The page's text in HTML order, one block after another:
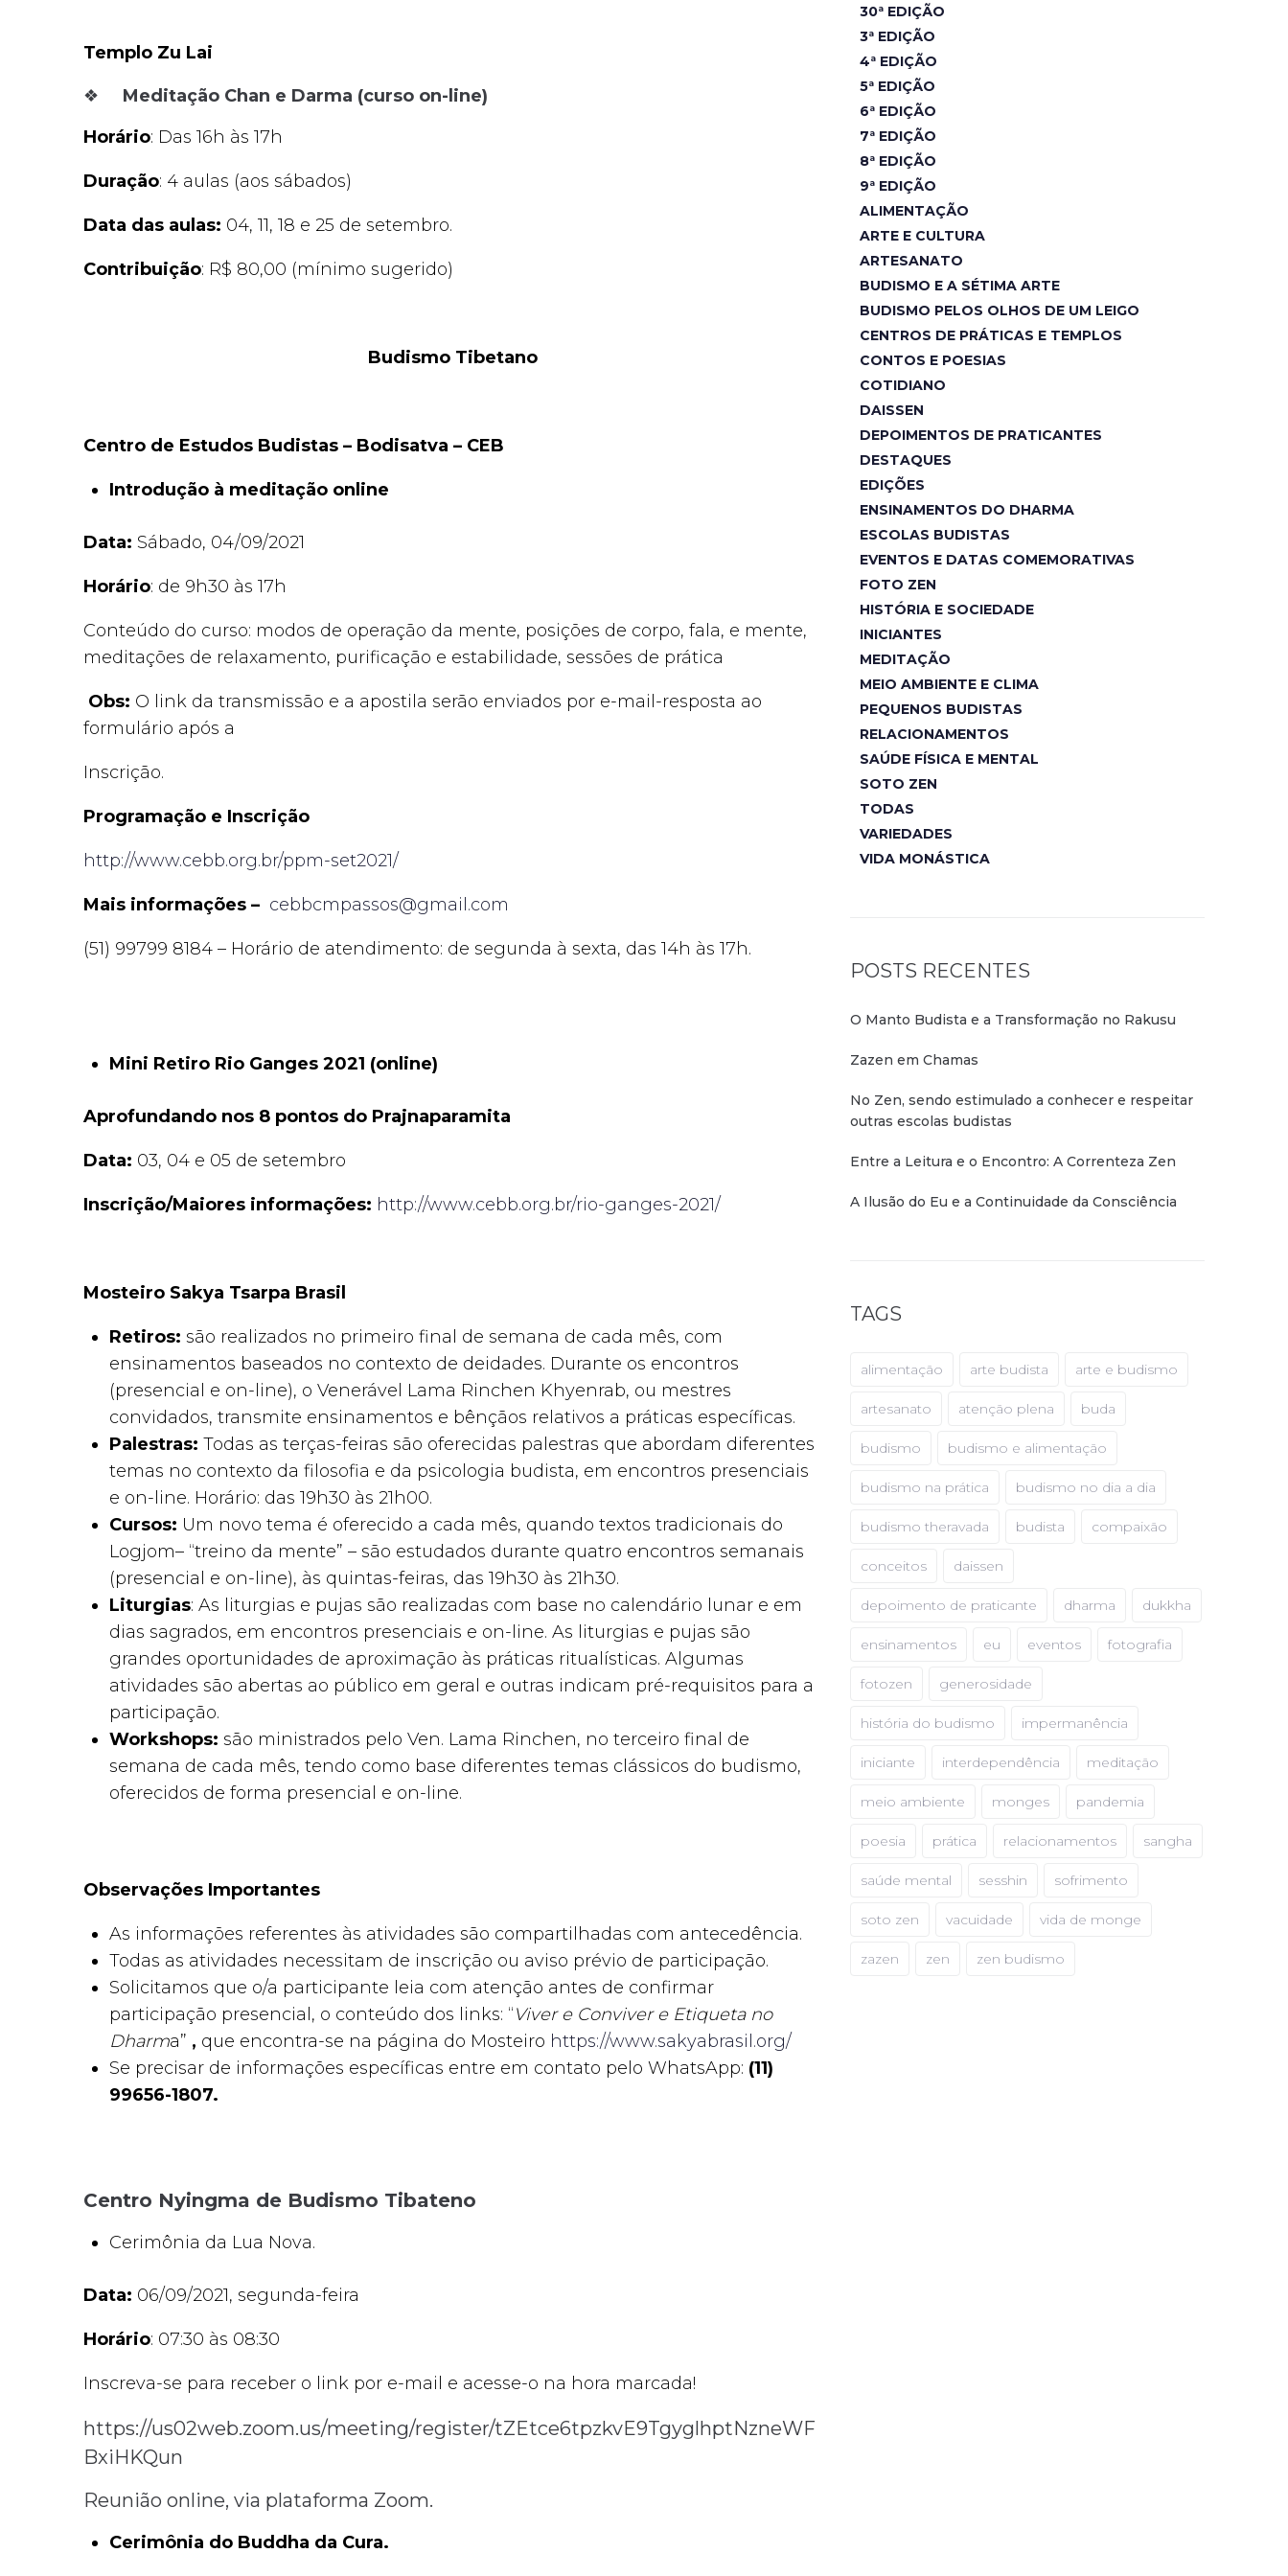
Templo Zu Lai
❖ Meditação Chan e Darma (curso on-line)
Horário: Das 16h às 17h
Duração: 4 aulas (aos sábados)
Data das aulas: 04, 11, 18 e 25 de setembro.
Contribuição: R$ 80,00 (mínimo sugerido)
Budismo Tibetano
Centro de Estudos Budistas – Bodisatva – CEB
Introdução à meditação online
Data: Sábado, 04/09/2021
Horário: de 9h30 às 17h
Conteúdo do curso: modos de operação da mente, posições de corpo, fala, e mente,
meditações de relaxamento, purificação e estabilidade, sessões de prática
Obs: O link da transmissão e a apostila serão enviados por e-mail-resposta ao
formulário após a
Inscrição.
Programação e Inscrição
http://www.cebb.org.br/ppm-set2021/
Mais informações – cebbcmpassos@gmail.com
(51) 99799 8184 – Horário de atendimento: de segunda à sexta, das 14h às 17h.
Mini Retiro Rio Ganges 2021 (online)
Aprofundando nos 8 pontos do Prajnaparamita
Data: 03, 04 e 05 de setembro
Inscrição/Maiores informações: http://www.cebb.org.br/rio-ganges-2021/
Mosteiro Sakya Tsarpa Brasil
Retiros: são realizados no primeiro final de semana de cada mês, com
ensinamentos baseados no contexto de deidades. Durante os encontros
(presencial e on-line), o Venerável Lama Rinchen Khyenrab, ou mestres
convidados, transmite ensinamentos e bênçãos relativos a práticas específicas.
Palestras: Todas as terças-feiras são oferecidas palestras que abordam diferentes
temas no contexto da filosofia e da psicologia budista, em encontros presenciais
e on-line. Horário: das 19h30 às 21h00.
Cursos: Um novo tema é oferecido a cada mês, quando textos tradicionais do
Logjom– “treino da mente” – são estudados durante quatro encontros semanais
(presencial e on-line), às quintas-feiras, das 19h30 às 21h30.
Liturgias: As liturgias e pujas são realizadas com base no calendário lunar e em
dias sagrados, em encontros presenciais e on-line. As liturgias e pujas são
grandes oportunidades de aproximação às práticas ritualísticas. Algumas
atividades são abertas ao público em geral e outras indicam pré-requisitos para a
participação. ​
Workshops: são ministrados pelo Ven. Lama Rinchen, no terceiro final de
semana de cada mês, tendo como base diferentes temas clássicos do budismo,
oferecidos de forma presencial e on-line.
Observações Importantes
As informações referentes às atividades são compartilhadas com antecedência.
Todas as atividades necessitam de inscrição ou aviso prévio de participação.
Solicitamos que o/a participante leia com atenção antes de confirmar
participação presencial, o conteúdo dos links: “Viver e Conviver e Etiqueta no
Dharma” , que encontra-se na página do Mosteiro https://www.sakyabrasil.org/
Se precisar de informações específicas entre em contato pelo WhatsApp: (11)
99656-1807.
Centro Nyingma de Budismo Tibateno
Cerimônia da Lua Nova.
Data: 06/09/2021, segunda-feira
Horário: 07:30 às 08:30
Inscreva-se para receber o link por e-mail e acesse-o na hora marcada!
https://us02web.zoom.us/meeting/register/tZEtce6tpzkvE9TgyglhptNzneWF
BxiHKQun
Reunião online, via plataforma Zoom.
Cerimônia do Buddha da Cura.
30ª EDIÇÃO
3ª EDIÇÃO
4ª EDIÇÃO
5ª EDIÇÃO
6ª EDIÇÃO
7ª EDIÇÃO
8ª EDIÇÃO
9ª EDIÇÃO
ALIMENTAÇÃO
ARTE E CULTURA
ARTESANATO
BUDISMO E A SÉTIMA ARTE
BUDISMO PELOS OLHOS DE UM LEIGO
CENTROS DE PRÁTICAS E TEMPLOS
CONTOS E POESIAS
COTIDIANO
DAISSEN
DEPOIMENTOS DE PRATICANTES
DESTAQUES
EDIÇÕES
ENSINAMENTOS DO DHARMA
ESCOLAS BUDISTAS
EVENTOS E DATAS COMEMORATIVAS
FOTO ZEN
HISTÓRIA E SOCIEDADE
INICIANTES
MEDITAÇÃO
MEIO AMBIENTE E CLIMA
PEQUENOS BUDISTAS
RELACIONAMENTOS
SAÚDE FÍSICA E MENTAL
SOTO ZEN
TODAS
VARIEDADES
VIDA MONÁSTICA
POSTS RECENTES
O Manto Budista e a Transformação no Rakusu
Zazen em Chamas
No Zen, sendo estimulado a conhecer e respeitar
outras escolas budistas
Entre a Leitura e o Encontro: A Correnteza Zen
A Ilusão do Eu e a Continuidade da Consciência
TAGS
alimentação arte budista arte e budismo
artesanato atenção plena buda
budismo budismo e alimentação
budismo na prática budismo no dia a dia
budismo theravada budista compaixão
conceitos daissen
depoimento de praticante dharma dukkha
ensinamentos eu eventos fotografia
fotozen generosidade
história do budismo impermanência
iniciante interdependência meditação
meio ambiente monges pandemia
poesia prática relacionamentos sangha
saúde mental sesshin sofrimento
soto zen vacuidade vida de monge
zazen zen zen budismo